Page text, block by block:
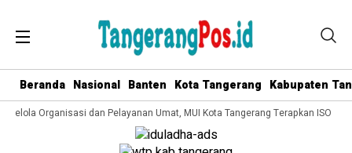
Beranda Nasional Banten Kota Tangerang Kabupaten
Kelola Organisasi dan Pelayanan Umat, MUI Kota Tangerang Terapkan ISO